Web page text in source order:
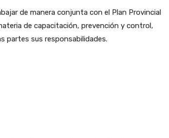
de manera conjunta con el Plan Provincial
de capacitación, prevención y control,
partes sus responsabilidades.